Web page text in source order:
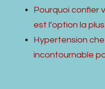
Pourquoi confier
est l’option la
Hypertension
incontournable